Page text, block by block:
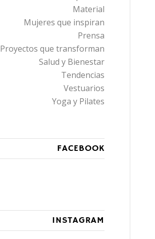
Material
Mujeres que inspiran
Prensa
Proyectos que transforman
Salud y Bienestar
Tendencias
Vestuarios
Yoga y Pilates
FACEBOOK
INSTAGRAM